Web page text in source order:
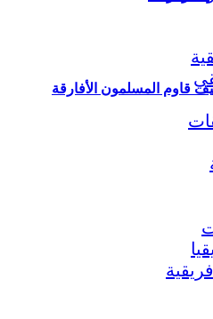
كيف قاوم المسلمون الأفارقة